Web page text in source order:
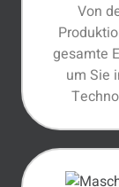
Von
gesamte
um Sie